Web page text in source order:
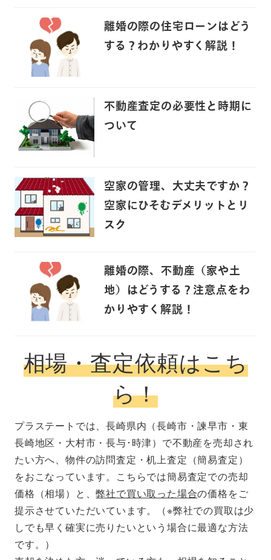
離婚の際の住宅ローンはどう
する？わかりやすく解説！
不動産査定の必要性と時期に
ついて
空家の管理、大丈夫ですか？
空家にひそむデメリットとリ
スク
離婚の際、不動産（家や土
地）はどうする？注意点をわ
かりやすく解説！
相場・査定依頼はこち
ら！
プラステートでは、長崎県内（長崎市・諫早市・東
長崎地区・大村市・長与･時津）で不動産を売却され
たい方へ、物件の訪問査定・机上査定（簡易査定）
をおこなっています。こちらでは簡易査定での売却
価格（相場）と、弊社で買い取った場合の価格をご
提示させていただいています。（※弊社での買取は少
しでも早く確実に売りたいという場合に最適な方法
です。）